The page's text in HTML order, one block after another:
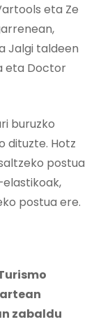
eta Ze
Jalgi taldeen
eta Doctor
buruzko
dituzte. Hotz
postua
postua ere.
zabaldu